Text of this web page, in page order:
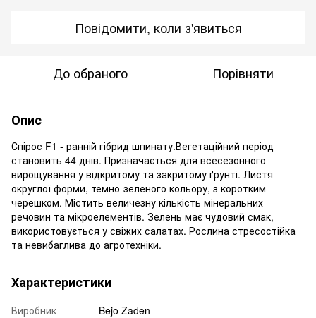
Повідомити, коли з'явиться
До обраного Порівняти
Опис
Спірос F1 - ранній гібрид шпинату.Вегетаційний період
становить 44 днів. Призначається для всесезонного
вирощування у відкритому та закритому ґрунті. Листя
округлої форми, темно-зеленого кольору, з коротким
черешком. Містить величезну кількість мінеральних
речовин та мікроелементів. Зелень має чудовий смак,
використовується у свіжих салатах. Рослина стресостійка
та невибаглива до агротехніки.
Характеристики
Виробник
Bejo Zaden